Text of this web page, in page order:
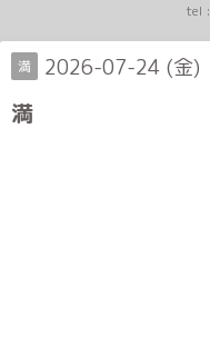
tel :
満 2026-07-24 (金)
満